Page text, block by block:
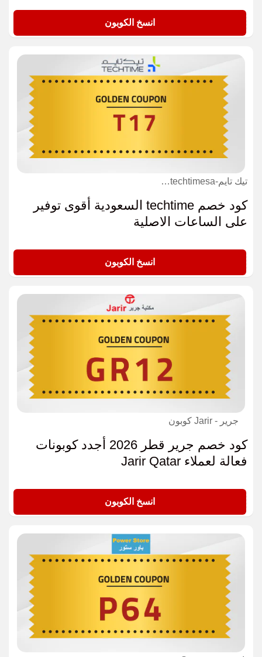
انسخ الكوبون
تيك تايم-techtimesa كوبون
كود خصم techtime السعودية أقوى توفير
على الساعات الاصلية
انسخ الكوبون
جرير - Jarir كوبون
كود خصم جرير قطر 2026 أجدد كوبونات
فعالة لعملاء Jarir Qatar
انسخ الكوبون